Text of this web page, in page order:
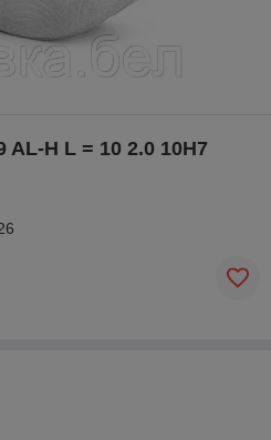
H L = 10 2.0 10H7